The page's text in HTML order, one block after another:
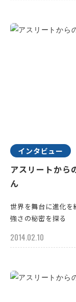
インタビュー
アスリートか
ん
世界を舞台に進化
強さの秘密を探る
2014.02.10